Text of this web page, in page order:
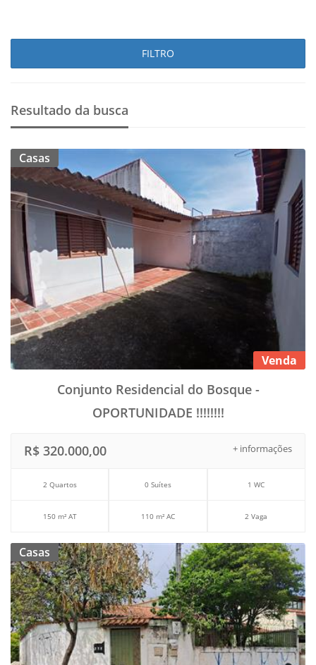
FILTRO
Resultado da busca
Casas
Venda
Conjunto Residencial do Bosque -
OPORTUNIDADE !!!!!!!!
+ informações
R$ 320.000,00
2 Quartos 0 Suítes 1 WC
150 m² AT 110 m² AC 2 Vaga
Casas